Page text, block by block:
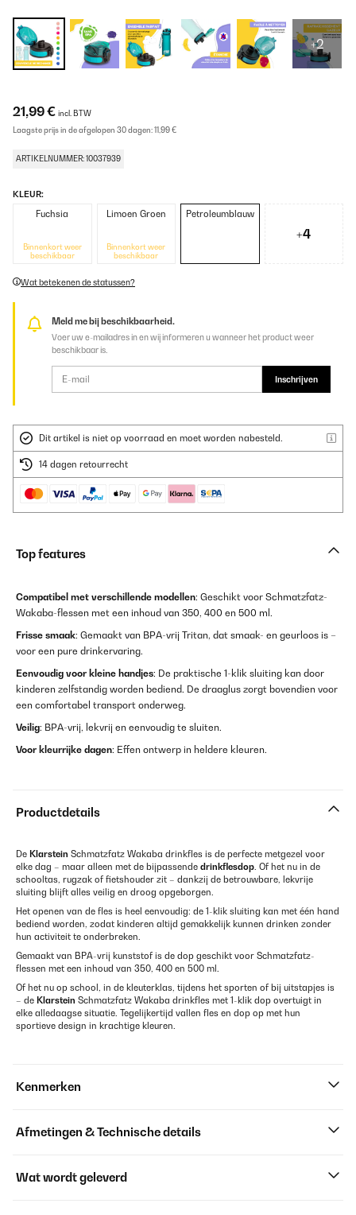
+2
21,99 € incl. BTW
Laagste prijs in de afgelopen 30 dagen:11,99 €
ARTIKELNUMMER: 10037939
KLEUR:
Fuchsia
Binnenkort weer
beschikbaar
Limoen Groen
Binnenkort weer
beschikbaar
Petroleumblauw
+4
Wat betekenen de statussen?
Meld me bij beschikbaarheid.
Voer uw e-mailadres in en wij informeren u wanneer het product weer
beschikbaar is.
Inschrijven
Dit artikel is niet op voorraad en moet worden nabesteld.
14 dagen retourrecht
Top features
Compatibel met verschillende modellen: Geschikt voor Schmatzfatz-
Wakaba-flessen met een inhoud van 350, 400 en 500 ml.
Frisse smaak: Gemaakt van BPA-vrij Tritan, dat smaak- en geurloos is –
voor een pure drinkervaring.
Eenvoudig voor kleine handjes: De praktische 1-klik sluiting kan door
kinderen zelfstandig worden bediend. De draaglus zorgt bovendien voor
een comfortabel transport onderweg.
Veilig: BPA-vrij, lekvrij en eenvoudig te sluiten.
Voor kleurrijke dagen: Effen ontwerp in heldere kleuren.
Productdetails
De Klarstein Schmatzfatz Wakaba drinkfles is de perfecte metgezel voor
elke dag – maar alleen met de bijpassende drinkflesdop. Of het nu in de
schooltas, rugzak of fietshouder zit – dankzij de betrouwbare, lekvrije
sluiting blijft alles veilig en droog opgeborgen.
Het openen van de fles is heel eenvoudig: de 1-klik sluiting kan met één hand
bediend worden, zodat kinderen altijd gemakkelijk kunnen drinken zonder
hun activiteit te onderbreken.
Gemaakt van BPA-vrij kunststof is de dop geschikt voor Schmatzfatz-
flessen met een inhoud van 350, 400 en 500 ml.
Of het nu op school, in de kleuterklas, tijdens het sporten of bij uitstapjes is
– de Klarstein Schmatzfatz Wakaba drinkfles met 1-klik dop overtuigt in
elke alledaagse situatie. Tegelijkertijd vallen fles en dop op met hun
sportieve design in krachtige kleuren.
Kenmerken
Afmetingen & Technische details
Wat wordt geleverd